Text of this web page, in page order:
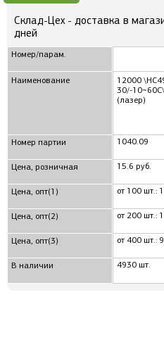
Склад-Цех - доставка в
дней
Номер/парам.
Наименование
Номер партии
Цена, розничная
Цена, опт(1)
Цена, опт(2)
Цена, опт(3)
В наличии
12000
30/-
(лазер)
1040.09
15.6 руб.
от 100 шт.:
от 200 шт.:
от 400 шт.:
4930 шт.